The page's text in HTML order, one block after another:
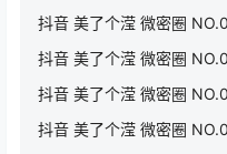
抖音 美了个滢 微密圈
抖音 美了个滢 微密圈
抖音 美了个滢 微密圈
抖音 美了个滢 微密圈